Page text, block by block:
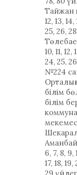
Тайжан
12, 13,
25, 26,
10, 11, 12,
24, 25,
№224
білім
білім
6, 7, 8, 9,
17, 18,